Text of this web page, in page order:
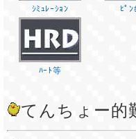
ｼﾐｭﾚｰｼｮﾝ ﾋﾟﾝ
ﾊｰﾄ等
てんちょー的